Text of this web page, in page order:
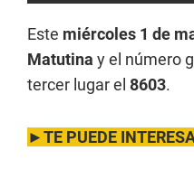
Este miércoles 1 de
Matutina y el número
tercer lugar el 8603.
►TE PUEDE